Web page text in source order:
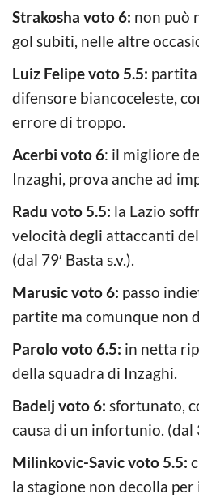
Strakosha voto 6: non può
gol subiti, nelle altre
Luiz Felipe voto 5.5: partita
difensore biancoceleste,
errore di troppo.
Acerbi voto 6: il migliore
Inzaghi, prova anche ad
Radu voto 5.5: la Lazio
velocità degli attaccanti
(dal 79′ Basta s.v.).
Marusic voto 6: passo
partite ma comunque non
Parolo voto 6.5: in netta
della squadra di Inzaghi.
Badelj voto 6: sfortunato,
causa di un infortunio. (dal
Milinkovic-Savic voto 5.5:
la stagione non decolla